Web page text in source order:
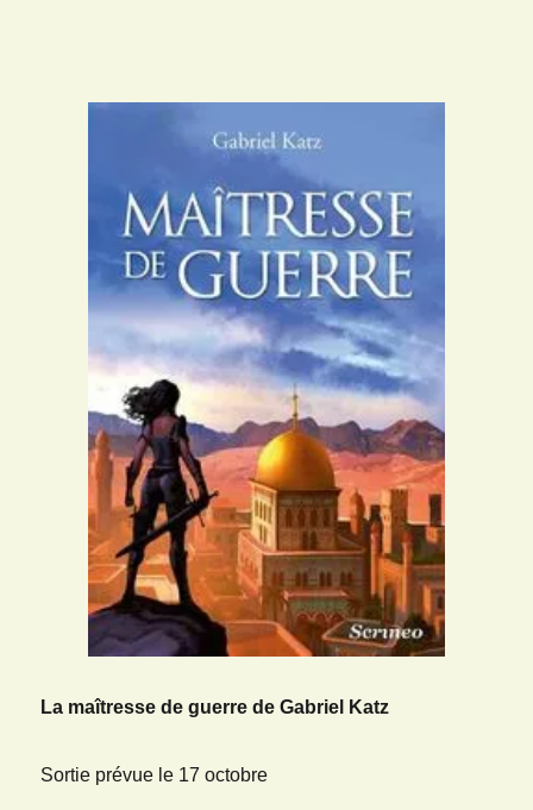
La maîtresse de guerre de Gabriel Katz
Sortie prévue le 17 octobre